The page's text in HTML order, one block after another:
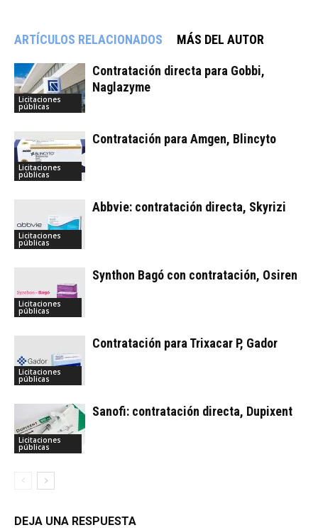
ARTÍCULOS RELACIONADOS MÁS DEL AUTOR
Licitaciones
públicas
Contratación directa para Gobbi,
Naglazyme
Licitaciones
públicas
Contratación para Amgen, Blincyto
Licitaciones
públicas
Abbvie: contratación directa, Skyrizi
Licitaciones
públicas
Synthon Bagó con contratación, Osiren
Licitaciones
públicas
Contratación para Trixacar P, Gador
Licitaciones
públicas
Sanofi: contratación directa, Dupixent
DEJA UNA RESPUESTA